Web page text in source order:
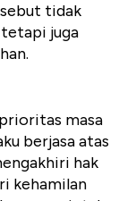
tidak
tetapi juga
masa
berjasa atas
hak
kehamilan